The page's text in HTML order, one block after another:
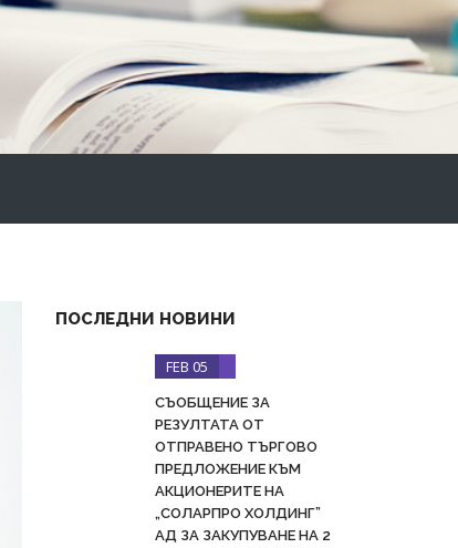
ПОСЛЕДНИ НОВИНИ
FEB 05
СЪОБЩЕНИЕ ЗА
РЕЗУЛТАТА ОТ
ОТПРАВЕНО ТЪРГОВО
ПРЕДЛОЖЕНИЕ КЪМ
АКЦИОНЕРИТЕ НА
„СОЛАРПРО ХОЛДИНГ”
АД ЗА ЗАКУПУВАНЕ НА 2